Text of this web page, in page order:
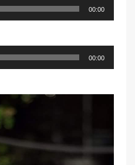
00:00
00:00